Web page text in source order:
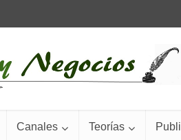
Canales Teorías